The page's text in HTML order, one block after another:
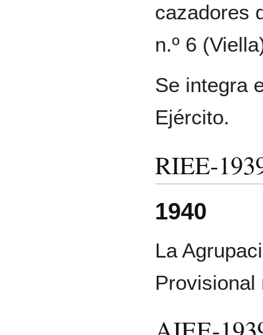
cazadores
n.º 6
Se integra
Ejército.
RIEE-
1940
La
Provisional